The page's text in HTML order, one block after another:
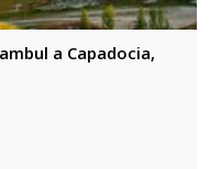
a Capadocia,